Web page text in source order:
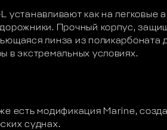
устанавливают как на легковые
Прочный корпус,
линза из поликарбоната
в экстремальных условиях.
есть модификация Marine,
суднах.